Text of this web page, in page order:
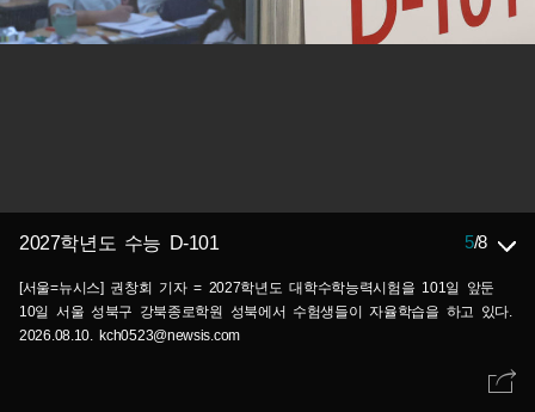
2027학년도 수능 D-101 5/8
[서울=뉴시스] 권창회 기자 = 2027학년도 대학수학능력시험을 101일 앞둔
10일 서울 성북구 강북종로학원 성북에서 수험생들이 자율학습을 하고 있다.
2026.08.10. kch0523@newsis.com